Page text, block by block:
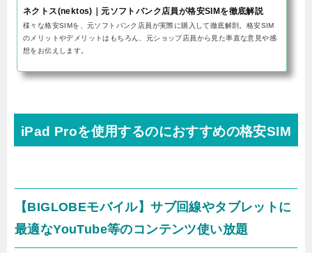
ネクトス(nektos)｜元ソフトバンク店員が格安SIMを徹底解説
様々な格安SIMを、元ソフトバンク店員が実際に購入して徹底解剖。格安SIM
のメリットやデメリットはもちろん、元ショップ店員から見た率直な意見や感
想をお伝えします。
iPad Proを使用するのにおすすめの格安SIM
【BIGLOBEモバイル】サブ回線やタブレットに
最適なYouTube等のコンテンツ使い放題